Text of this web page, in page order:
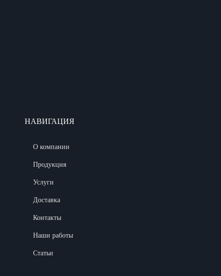
НАВИГАЦИЯ
О компании
Продукция
Услуги
Доставка
Контакты
Наши работы
Статьи